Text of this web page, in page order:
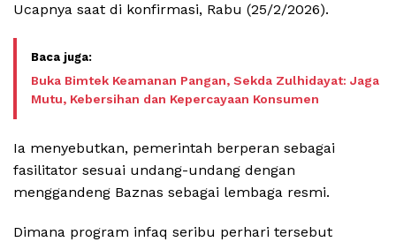
Ucapnya saat di konfirmasi, Rabu (25/2/2026).
Buka Bimtek Keamanan Pangan, Sekda Zulhidayat: Jaga
Mutu, Kebersihan dan Kepercayaan Konsumen
Ia menyebutkan, pemerintah berperan sebagai
fasilitator sesuai undang-undang dengan
menggandeng Baznas sebagai lembaga resmi.
Dimana program infaq seribu perhari tersebut